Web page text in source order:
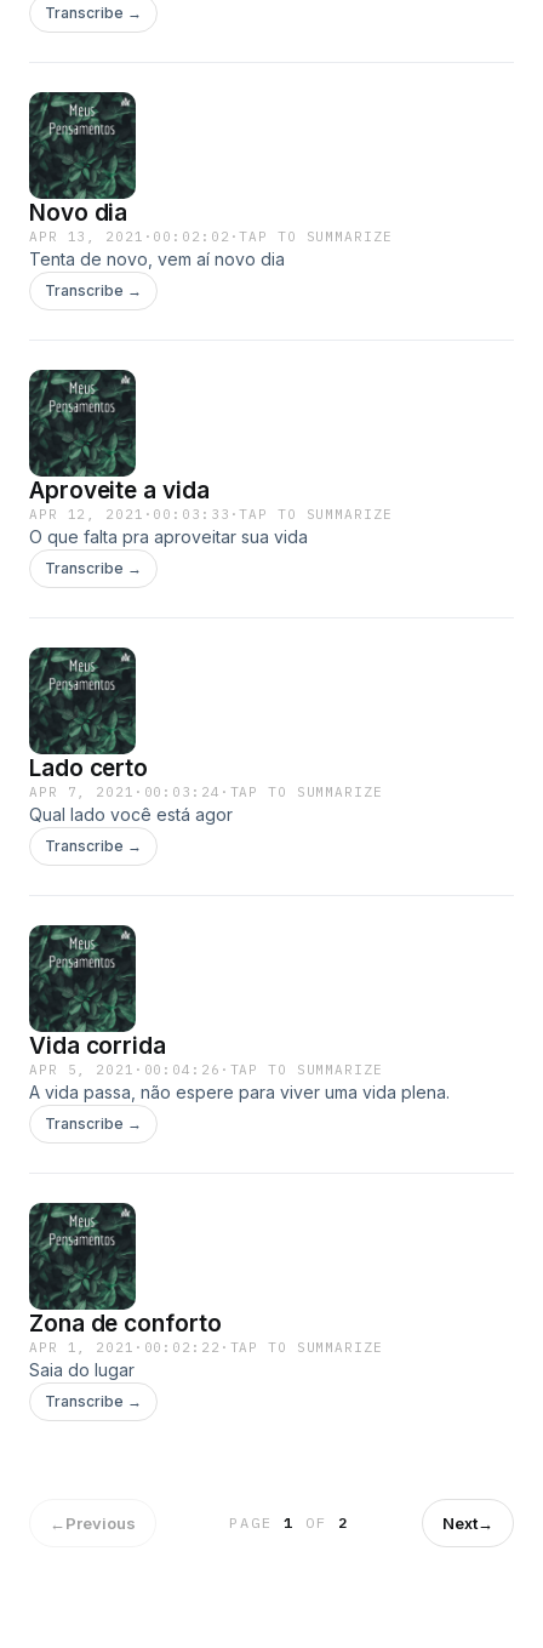
Transcribe →
Novo dia
APR 13, 2021 · 00:02:02 ·TAP TO SUMMARIZE
Tenta de novo, vem aí novo dia
Transcribe →
Aproveite a vida
APR 12, 2021 · 00:03:33 ·TAP TO SUMMARIZE
O que falta pra aproveitar sua vida
Transcribe →
Lado certo
APR 7, 2021 · 00:03:24 · TAP TO SUMMARIZE
Qual lado você está agor
Transcribe →
Vida corrida
APR 5, 2021 · 00:04:26 · TAP TO SUMMARIZE
A vida passa, não espere para viver uma vida plena.
Transcribe →
Zona de conforto
APR 1, 2021 · 00:02:22 · TAP TO SUMMARIZE
Saia do lugar
Transcribe →
←Previous PAGE1 OF 2 Next→